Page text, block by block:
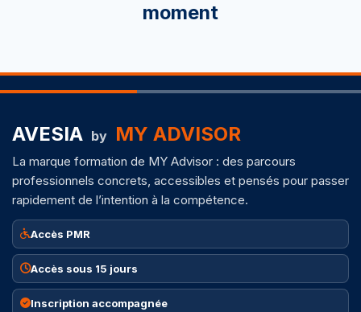
moment
AVESIA by MY ADVISOR
La marque formation de MY Advisor : des parcours
professionnels concrets, accessibles et pensés pour passer
rapidement de l’intention à la compétence.
Accès PMR
Accès sous 15 jours
Inscription accompagnée